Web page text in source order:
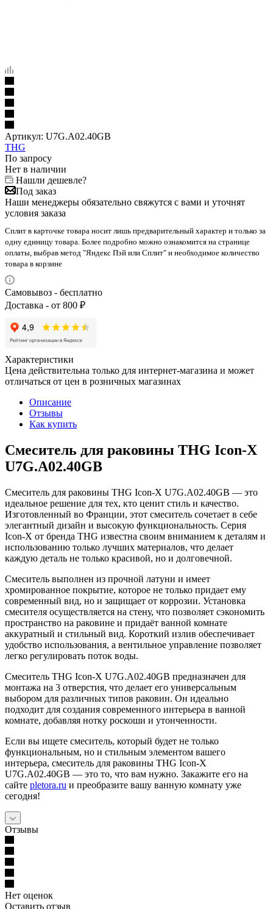
Артикул: U7G.A02.40GB
THG
По запросу
Нет в наличии
Нашли дешевле?
Под заказ
Наши менеджеры обязательно свяжутся с вами и уточнят
условия заказа
Сплит в карточке товара носит лишь предварительный характер и только за
одну единицу товара. Более подробно можно ознакомится на странице
оплаты, выбрав метод "Яндекс Пэй или Сплит" и необходимое количество
товара в корзине
Самовывоз - бесплатно
Доставка - от 800 ₽
Характеристики
Цена действительна только для интернет-магазина и может
отличаться от цен в розничных магазинах
Описание
Отзывы
Как купить
Смеситель для раковины THG Icon-X
U7G.A02.40GB
Смеситель для раковины THG Icon-X U7G.A02.40GB — это
идеальное решение для тех, кто ценит стиль и качество.
Изготовленный во Франции, этот смеситель сочетает в себе
элегантный дизайн и высокую функциональность. Серия
Icon-X от бренда THG известна своим вниманием к деталям и
использованию только лучших материалов, что делает
каждую деталь не только красивой, но и долговечной.
Смеситель выполнен из прочной латуни и имеет
хромированное покрытие, которое не только придает ему
современный вид, но и защищает от коррозии. Установка
смесителя осуществляется на стену, что позволяет сэкономить
пространство на раковине и придаёт ванной комнате
аккуратный и стильный вид. Короткий излив обеспечивает
удобство использования, а вентильное управление позволяет
легко регулировать поток воды.
Смеситель THG Icon-X U7G.A02.40GB предназначен для
монтажа на 3 отверстия, что делает его универсальным
выбором для различных типов раковин. Он идеально
подходит для создания современного интерьера в ванной
комнате, добавляя нотку роскоши и утонченности.
Если вы ищете смеситель, который будет не только
функциональным, но и стильным элементом вашего
интерьера, смеситель для раковины THG Icon-X
U7G.A02.40GB — это то, что вам нужно. Закажите его на
сайте pletora.ru и преобразите вашу ванную комнату уже
сегодня!
Отзывы
Нет оценок
Оставить отзыв